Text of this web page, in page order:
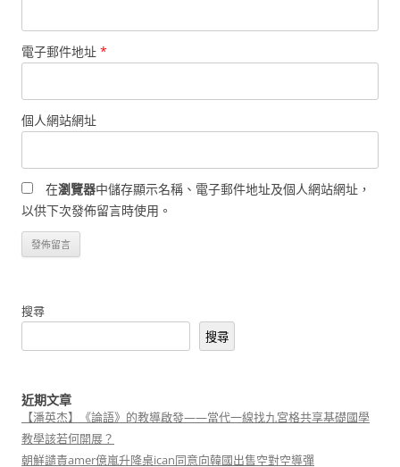
電子郵件地址 *
個人網站網址
在瀏覽器中儲存顯示名稱、電子郵件地址及個人網站網址，
以供下次發佈留言時使用。
搜尋
搜尋
近期文章
【潘英杰】《論語》的教導啟發——當代一線找九宮格共享基礎國學
教學該若何開展？
朝鮮譴責amer億嵐升降桌ican同意向韓國出售空對空導彈